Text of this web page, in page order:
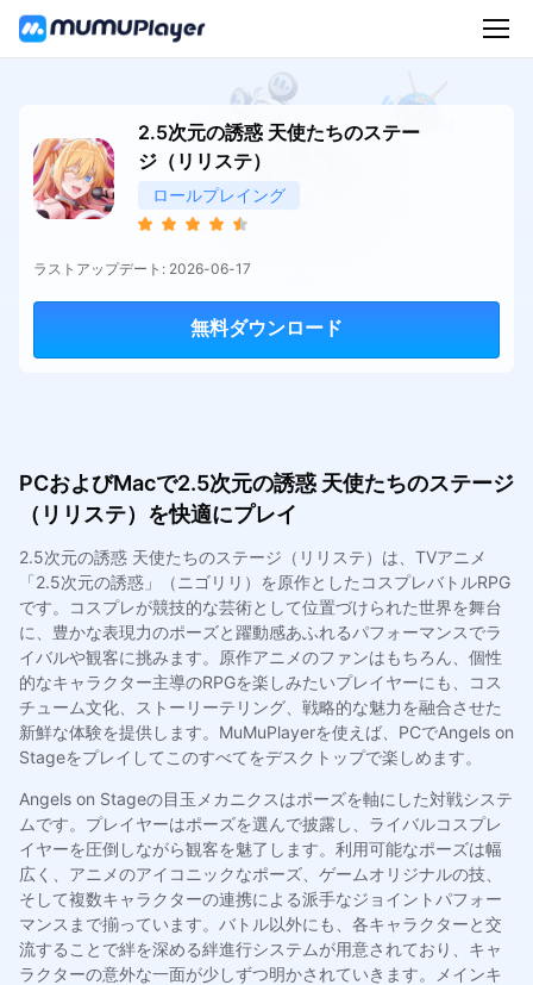
2.5次元の誘惑 天使たちのステー
ジ（リリステ）
ロールプレイング
ラストアップデート: 2026-06-17
無料ダウンロード
PCおよびMacで2.5次元の誘惑 天使たちのステージ
（リリステ）を快適にプレイ
2.5次元の誘惑 天使たちのステージ（リリステ）は、TVアニメ
「2.5次元の誘惑」（ニゴリリ）を原作としたコスプレバトルRPG
です。コスプレが競技的な芸術として位置づけられた世界を舞台
に、豊かな表現力のポーズと躍動感あふれるパフォーマンスでラ
イバルや観客に挑みます。原作アニメのファンはもちろん、個性
的なキャラクター主導のRPGを楽しみたいプレイヤーにも、コス
チューム文化、ストーリーテリング、戦略的な魅力を融合させた
新鮮な体験を提供します。MuMuPlayerを使えば、PCでAngels on
Stageをプレイしてこのすべてをデスクトップで楽しめます。
Angels on Stageの目玉メカニクスはポーズを軸にした対戦システ
ムです。プレイヤーはポーズを選んで披露し、ライバルコスプレ
イヤーを圧倒しながら観客を魅了します。利用可能なポーズは幅
広く、アニメのアイコニックなポーズ、ゲームオリジナルの技、
そして複数キャラクターの連携による派手なジョイントパフォー
マンスまで揃っています。バトル以外にも、各キャラクターと交
流することで絆を深める絆進行システムが用意されており、キャ
ラクターの意外な一面が少しずつ明かされていきます。メインキ